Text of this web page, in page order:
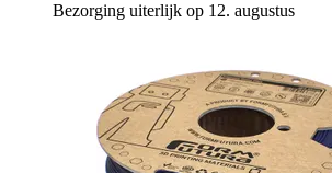
Bezorging uiterlijk op 12. augustus